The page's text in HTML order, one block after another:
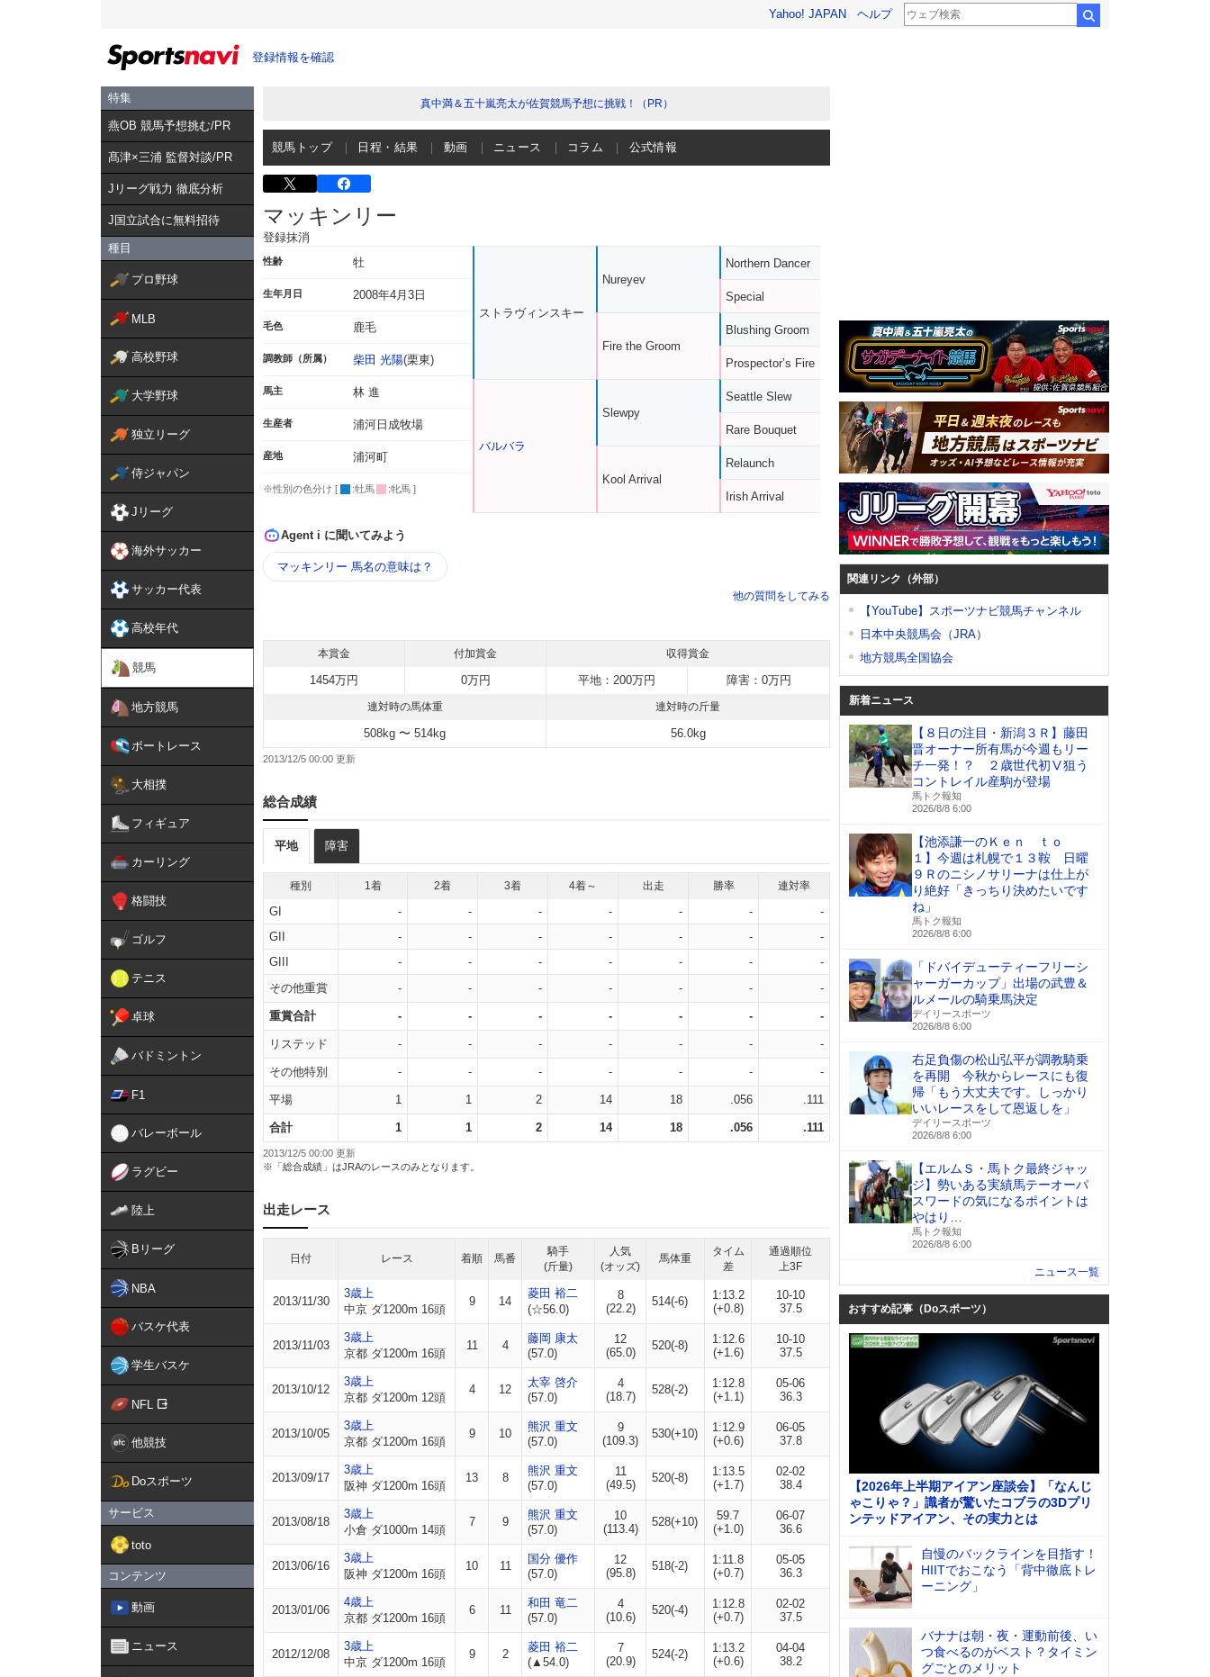
Yahoo! JAPAN ヘルプ
登録情報を確認
特集
燕OB 競馬予想挑む/PR
髙津×三浦 監督対談/PR
Jリーグ戦力 徹底分析
J国立試合に無料招待
種目
プロ野球
MLB
高校野球
大学野球
独立リーグ
侍ジャパン
Jリーグ
海外サッカー
サッカー代表
高校年代
競馬
地方競馬
ボートレース
大相撲
フィギュア
カーリング
格闘技
ゴルフ
テニス
卓球
バドミントン
F1
バレーボール
ラグビー
陸上
Bリーグ
NBA
バスケ代表
学生バスケ
NFL
他競技
Doスポーツ
サービス
toto
コンテンツ
動画
ニュース
真中満＆五十嵐亮太が佐賀競馬予想に挑戦！（PR）
競馬トップ 日程・結果 動画 ニュース コラム 公式情報
マッキンリー
登録抹消
性齢 牡
生年月日 2008年4月3日
毛色 鹿毛
調教師（所属） 柴田 光陽(栗東)
馬主 林 進
生産者 浦河日成牧場
産地 浦河町
※性別の色分け [ :牡馬 :牝馬 ]
ストラヴィンスキー
バルバラ
Nureyev
Fire the Groom
Slewpy
Kool Arrival
Northern Dancer
Special
Blushing Groom
Prospector’s Fire
Seattle Slew
Rare Bouquet
Relaunch
Irish Arrival
Agent i に聞いてみよう
マッキンリー 馬名の意味は？
他の質問をしてみる
本賞金 付加賞金 収得賞金
1454万円 0万円 平地：200万円 障害：0万円
連対時の馬体重 連対時の斤量
508kg 〜 514kg 56.0kg
2013/12/5 00:00
総合成績
平地 障害
種別 1着 2着 3着 4着～ 出走 勝率 連対率
GI - - - - - -
-
GII
- - - - - -
-
GIII
- - - - - -
-
その他重賞
- - - - - - -
重賞合計 - - - - - - -
リステッド - - - - - - -
その他特別 - - - - - - -
平場 1 1 2 14 18 .056 .111
合計 1 1 2 14 18 .056 .111
2013/12/5 00:00 更新
※「総合成績」はJRAのレースのみとなります。
出走レース
日付 レース 着順 馬番
騎手
(斤量)
人気
(オッズ)
馬体重
タイム
差
通過順位
上3F
2013/11/30
3歳上
中京 ダ1200m 16頭
9 14
菱田 裕二
(☆56.0)
8
(22.2)
514(-6)
1:13.2
(+0.8)
10-10
37.5
2013/11/03
3歳上
京都 ダ1200m 16頭
11 4
藤岡 康太
(57.0)
12
(65.0)
520(-8)
1:12.6
(+1.6)
10-10
37.5
2013/10/12
3歳上
京都 ダ1200m 12頭
4 12
太宰 啓介
(57.0)
4
(18.7)
528(-2)
1:12.8
(+1.1)
05-06
36.3
2013/10/05
3歳上
京都 ダ1200m 16頭
9 10
熊沢 重文
(57.0)
9
(109.3)
530(+10)
1:12.9
(+0.6)
06-05
37.8
2013/09/17
3歳上
阪神 ダ1200m 16頭
13 8
熊沢 重文
(57.0)
11
(49.5)
520(-8)
1:13.5
(+1.7)
02-02
38.4
2013/08/18
3歳上
小倉 ダ1000m 14頭
7 9
熊沢 重文
(57.0)
10
(113.4)
528(+10)
59.7
(+1.0)
06-07
36.6
2013/06/16
3歳上
阪神 ダ1200m 16頭
10 11
国分 優作
(57.0)
12
(95.8)
518(-2)
1:11.8
(+0.7)
05-05
36.3
2013/01/06
4歳上
京都 ダ1200m 16頭
6 11
和田 竜二
(57.0)
4
(10.6)
520(-4)
1:12.8
(+0.7)
02-02
37.5
2012/12/08
3歳上
中京 ダ1200m 16頭
9 2
菱田 裕二
(▲54.0)
7
(20.9)
524(-2)
1:13.2
(+0.6)
04-04
38.2
関連リンク（外部）
【YouTube】スポーツナビ競馬チャンネル
日本中央競馬会（JRA）
地方競馬全国協会
新着ニュース
【８日の注目・新潟３Ｒ】藤田
晋オーナー所有馬が今週もリー
チ一発！？ ２歳世代初Ⅴ狙う
コントレイル産駒が登場
馬トク報知
2026/8/8 6:00
【池添謙一のＫｅｎ ｔｏ
１】今週は札幌で１３鞍 日曜
９Ｒのニシノサリーナは仕上が
り絶好「きっちり決めたいです
ね」
馬トク報知
2026/8/8 6:00
「ドバイデューティーフリーシ
ャーガーカップ」出場の武豊＆
ルメールの騎乗馬決定
デイリースポーツ
2026/8/8 6:00
右足負傷の松山弘平が調教騎乗
を再開 今秋からレースにも復
帰「もう大丈夫です。しっかり
いいレースをして恩返しを」
デイリースポーツ
2026/8/8 6:00
【エルムＳ・馬トク最終ジャッ
ジ】勢いある実績馬テーオーパ
スワードの気になるポイントは
やはり…
馬トク報知
2026/8/8 6:00
ニュース一覧
おすすめ記事（Doスポーツ）
【2026年上半期アイアン座談会】「なんじ
ゃこりゃ？」識者が驚いたコブラの3Dプリ
ンテッドアイアン、その実力とは
自慢のバックラインを目指す！
HIITでおこなう「背中徹底トレ
ーニング」
バナナは朝・夜・運動前後、い
つ食べるのがベスト？タイミン
グごとのメリット